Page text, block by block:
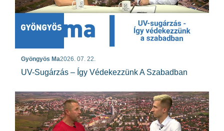
Gyöngyös Ma2026. 07. 22.
UV-Sugárzás – Így Védekezzünk A Szabadban